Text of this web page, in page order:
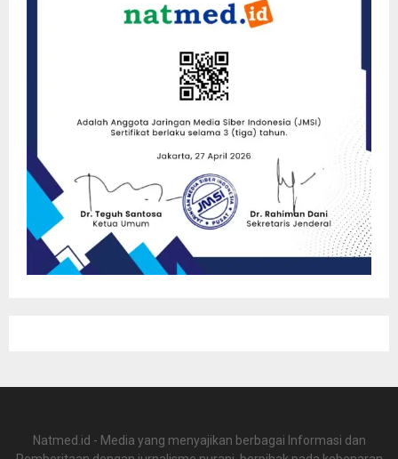
Natmed.id - Media yang menyajikan berbagai Informasi dan